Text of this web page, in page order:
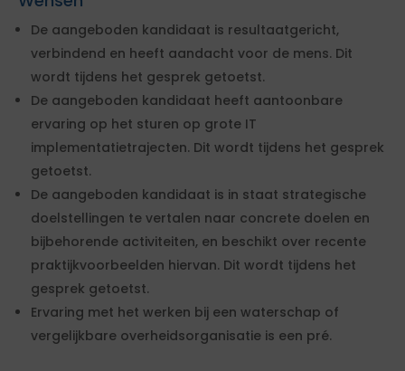
De aangeboden kandidaat is resultaatgericht,
verbindend en heeft aandacht voor de mens. Dit
wordt tijdens het gesprek getoetst.
De aangeboden kandidaat heeft aantoonbare
ervaring op het sturen op grote IT
implementatietrajecten. Dit wordt tijdens het gesprek
getoetst.
De aangeboden kandidaat is in staat strategische
doelstellingen te vertalen naar concrete doelen en
bijbehorende activiteiten, en beschikt over recente
praktijkvoorbeelden hiervan. Dit wordt tijdens het
gesprek getoetst.
Ervaring met het werken bij een waterschap of
vergelijkbare overheidsorganisatie is een pré.